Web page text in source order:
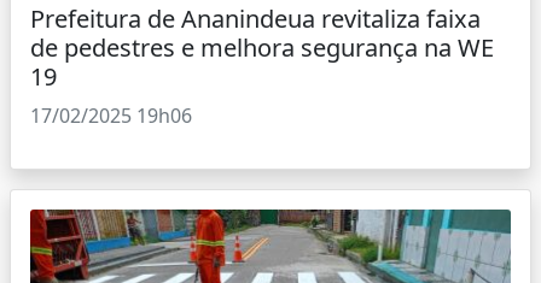
Prefeitura de Ananindeua revitaliza faixa
de pedestres e melhora segurança na WE
19
17/02/2025 19h06